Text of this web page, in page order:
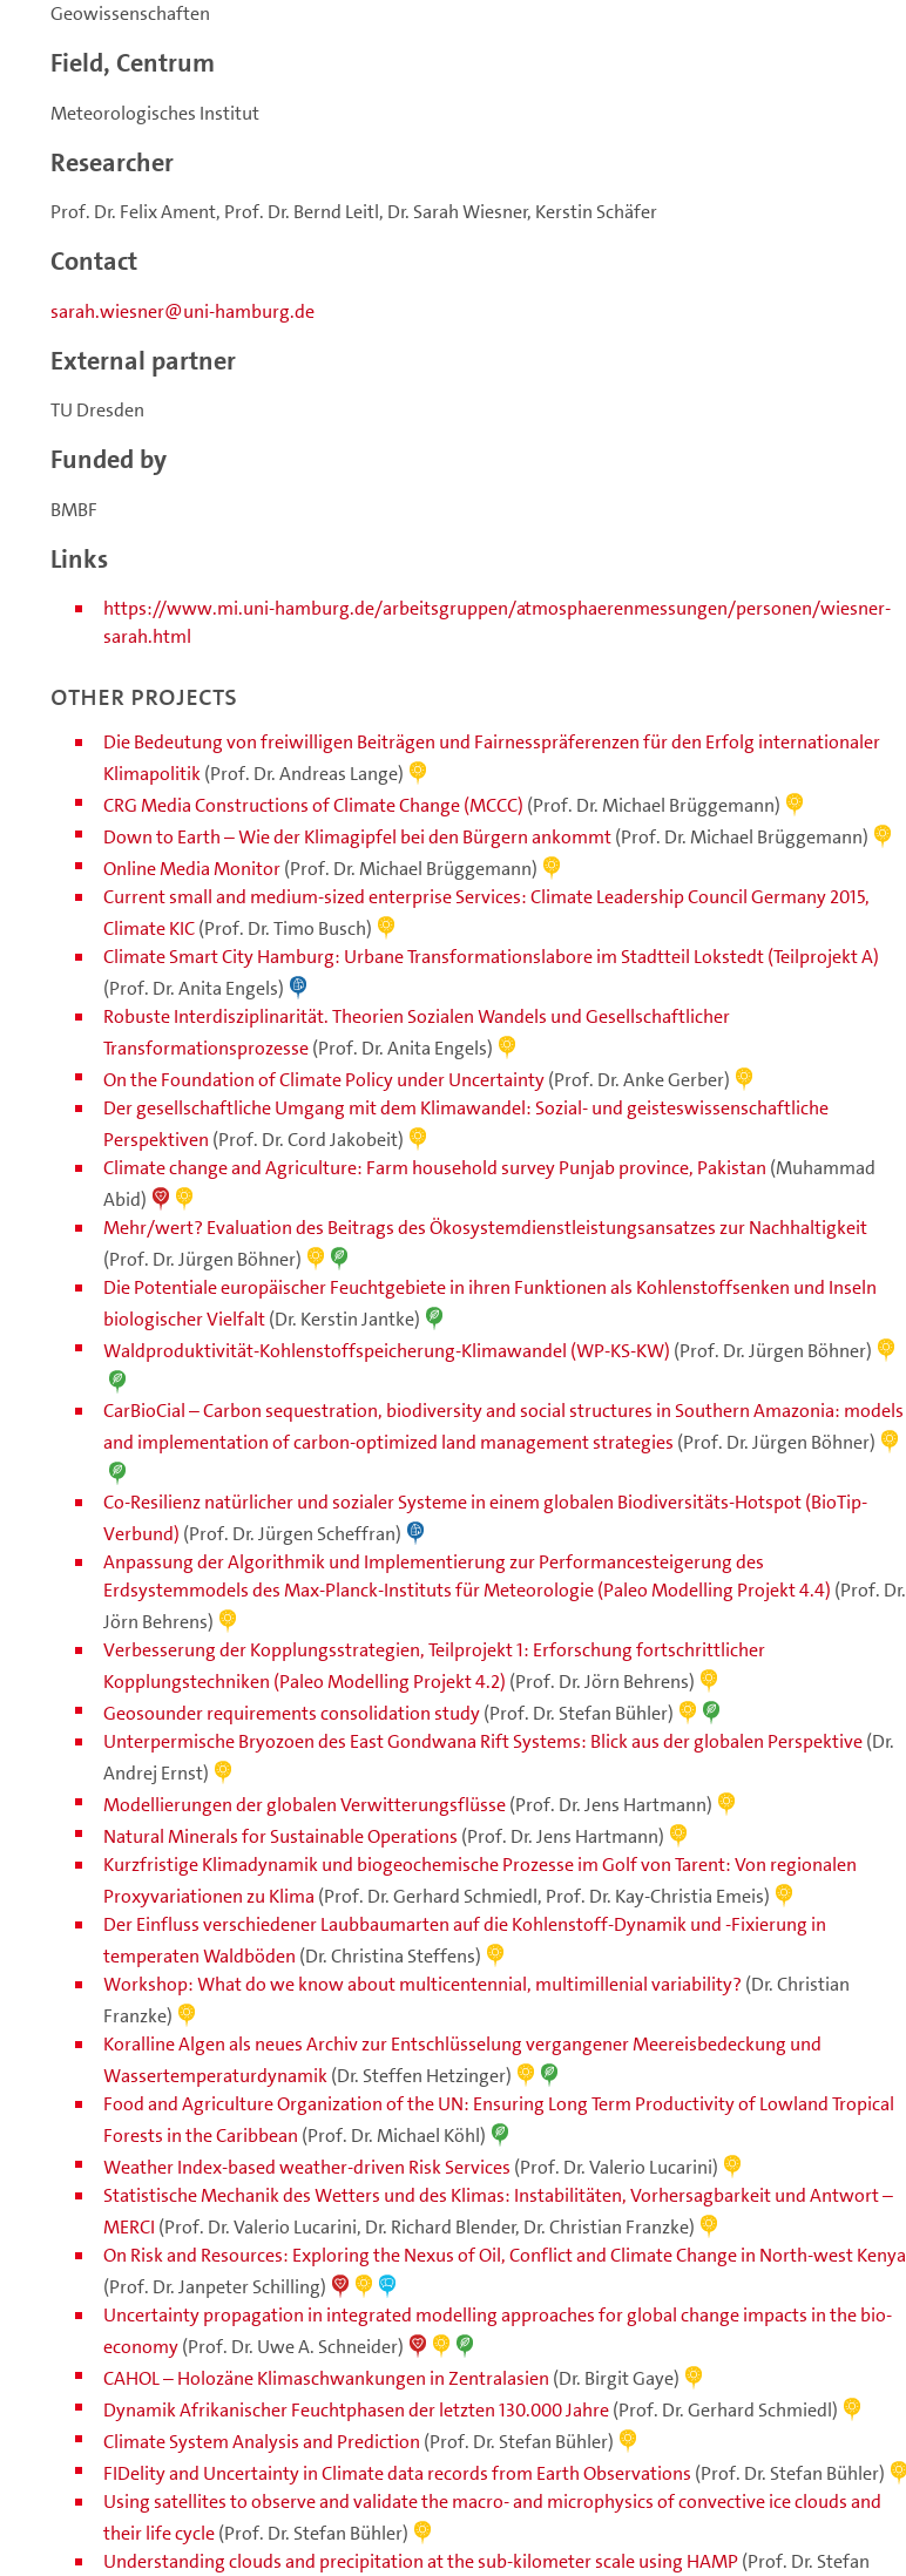
Geowissenschaften
Field, Centrum
Meteorologisches Institut
Researcher
Prof. Dr. Felix Ament, Prof. Dr. Bernd Leitl, Dr. Sarah Wiesner, Kerstin Schäfer
Contact
sarah.wiesner uni-hamburg.de
External partner
TU Dresden
Funded by
BMBF
Links
https://www.mi.uni-hamburg.de/arbeitsgruppen/atmosphaerenmessungen/personen/wiesner-
sarah.html
Other projects
Die Bedeutung von freiwilligen Beiträgen und Fairnesspräferenzen für den Erfolg internationaler
Klimapolitik(Prof. Dr. Andreas Lange)
CRG Media Constructions of Climate Change (MCCC) (Prof. Dr. Michael Brüggemann)
Down to Earth – Wie der Klimagipfel bei den Bürgern ankommt(Prof. Dr. Michael Brüggemann)
Online Media Monitor(Prof. Dr. Michael Brüggemann)
Current small and medium-sized enterprise Services: Climate Leadership Council Germany 2015,
Climate KIC(Prof. Dr. Timo Busch)
Climate Smart City Hamburg: Urbane Transformationslabore im Stadtteil Lokstedt (Teilprojekt A)
(Prof. Dr. Anita Engels)
Robuste Interdisziplinarität. Theorien Sozialen Wandels und Gesellschaftlicher
Transformationsprozesse(Prof. Dr. Anita Engels)
On the Foundation of Climate Policy under Uncertainty(Prof. Dr. Anke Gerber)
Der gesellschaftliche Umgang mit dem Klimawandel: Sozial- und geisteswissenschaftliche
Perspektiven (Prof. Dr. Cord Jakobeit)
Climate change and Agriculture: Farm household survey Punjab province, Pakistan (Muhammad
Abid)
Mehr/wert? Evaluation des Beitrags des Ökosystemdienstleistungsansatzes zur Nachhaltigkeit
(Prof. Dr. Jürgen Böhner)
Die Potentiale europäischer Feuchtgebiete in ihren Funktionen als Kohlenstoffsenken und Inseln
biologischer Vielfalt(Dr. Kerstin Jantke)
Waldproduktivität-Kohlenstoffspeicherung-Klimawandel (WP-KS-KW) (Prof. Dr. Jürgen Böhner)
CarBioCial – Carbon sequestration, biodiversity and social structures in Southern Amazonia: models
and implementation of carbon-optimized land management strategies (Prof. Dr. Jürgen Böhner)
Co-Resilienz natürlicher und sozialer Systeme in einem globalen Biodiversitäts-Hotspot (BioTip-
Verbund) (Prof. Dr. Jürgen Scheffran)
Anpassung der Algorithmik und Implementierung zur Performancesteigerung des
Erdsystemmodels des Max-Planck-Instituts für Meteorologie (Paleo Modelling Projekt 4.4) (Prof. Dr.
Jörn Behrens)
Verbesserung der Kopplungsstrategien, Teilprojekt 1: Erforschung fortschrittlicher
Kopplungstechniken (Paleo Modelling Projekt 4.2) (Prof. Dr. Jörn Behrens)
Geosounder requirements consolidation study(Prof. Dr. Stefan Bühler)
Unterpermische Bryozoen des East Gondwana Rift Systems: Blick aus der globalen Perspektive(Dr.
Andrej Ernst)
Modellierungen der globalen Verwitterungsflüsse(Prof. Dr. Jens Hartmann)
Natural Minerals for Sustainable Operations (Prof. Dr. Jens Hartmann)
Kurzfristige Klimadynamik und biogeochemische Prozesse im Golf von Tarent: Von regionalen
Proxyvariationen zu Klima (Prof. Dr. Gerhard Schmiedl, Prof. Dr. Kay-Christia Emeis)
Der Einfluss verschiedener Laubbaumarten auf die Kohlenstoff-Dynamik und -Fixierung in
temperaten Waldböden (Dr. Christina Steffens)
Workshop: What do we know about multicentennial, multimillenial variability? (Dr. Christian
Franzke)
Koralline Algen als neues Archiv zur Entschlüsselung vergangener Meereisbedeckung und
Wassertemperaturdynamik(Dr. Steffen Hetzinger)
Food and Agriculture Organization of the UN: Ensuring Long Term Productivity of Lowland Tropical
Forests in the Caribbean (Prof. Dr. Michael Köhl)
Weather Index-based weather-driven Risk Services (Prof. Dr. Valerio Lucarini)
Statistische Mechanik des Wetters und des Klimas: Instabilitäten, Vorhersagbarkeit und Antwort –
MERCI (Prof. Dr. Valerio Lucarini, Dr. Richard Blender, Dr. Christian Franzke)
On Risk and Resources: Exploring the Nexus of Oil, Conflict and Climate Change in North-west Kenya
(Prof. Dr. Janpeter Schilling)
Uncertainty propagation in integrated modelling approaches for global change impacts in the bio-
economy(Prof. Dr. Uwe A. Schneider)
CAHOL – Holozäne Klimaschwankungen in Zentralasien (Dr. Birgit Gaye)
Dynamik Afrikanischer Feuchtphasen der letzten 130.000 Jahre(Prof. Dr. Gerhard Schmiedl)
Climate System Analysis and Prediction (Prof. Dr. Stefan Bühler)
FIDelity and Uncertainty in Climate data records from Earth Observations (Prof. Dr. Stefan Bühler)
Using satellites to observe and validate the macro- and microphysics of convective ice clouds and
their life cycle(Prof. Dr. Stefan Bühler)
Understanding clouds and precipitation at the sub-kilometer scale using HAMP(Prof. Dr. Stefan